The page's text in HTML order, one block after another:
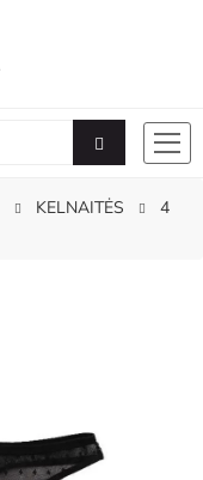
KELNAITĖS
4